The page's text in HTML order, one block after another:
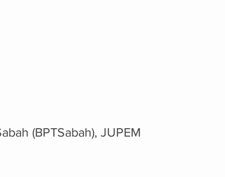
(BPTSabah), JUPEM